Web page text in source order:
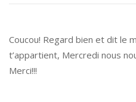
Coucou! Regard bien et dit le
t’appartient, Mercredi nous
Merci!!!